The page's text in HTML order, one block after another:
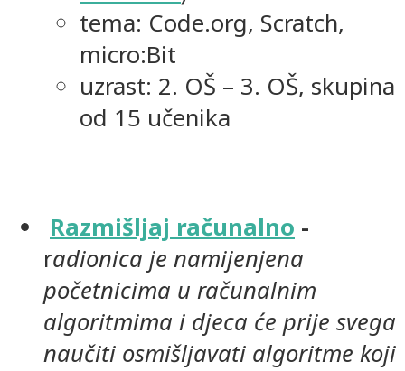
tema: Code.org, Scratch,
micro:Bit
uzrast: 2. OŠ – 3. OŠ, skupina
od 15 učenika
Razmišljaj računalno -
radionica je namijenjena
početnicima u računalnim
algoritmima i djeca će prije svega
naučiti osmišljavati algoritme koji